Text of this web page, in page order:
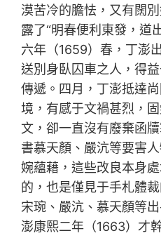
漠苦冷的膽怯，又有闊
露了“明春便利東發，道
六年（1659）春，丁澎
送別身臥囚車之人，得
傳遞。四月，丁澎抵達
境，有感于文禍甚烈，
文，卻一直沒有廢棄函
書慕天顏、嚴沆等要害
婉蘊藉，這些改良本身
的，也是僅見于手札體
宋琬、嚴沆、慕天顏等
澎康熙二年（1663）才